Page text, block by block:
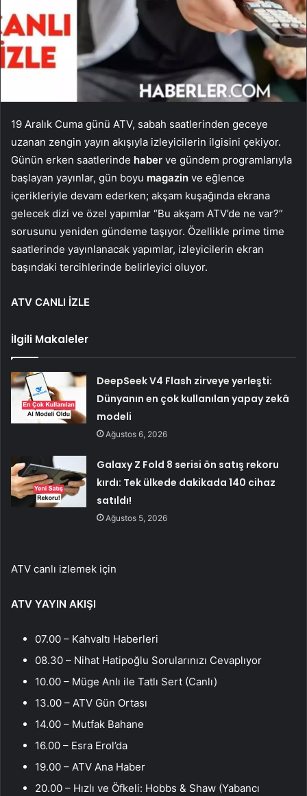
19 Aralık Cuma günü ATV, sabah saatlerinden geceye
uzanan zengin yayın akışıyla izleyicilerin ilgisini çekiyor.
Günün erken saatlerinde haber ve gündem programlarıyla
başlayan yayınlar, gün boyu magazin ve eğlence
içerikleriyle devam ederken; akşam kuşağında ekrana
gelecek dizi ve özel yapımlar “Bu akşam ATV’de ne var?”
sorusunu yeniden gündeme taşıyor. Özellikle prime time
saatlerinde yayınlanacak yapımlar, izleyicilerin ekran
başındaki tercihlerinde belirleyici oluyor.
ATV CANLI İZLE
İlgili Makaleler
DeepSeek V4 Flash zirveye yerleşti:
Dünyanın en çok kullanılan yapay zekâ
modeli
Ağustos 6, 2026
Galaxy Z Fold 8 serisi ön satış rekoru
kırdı: Tek ülkede dakikada 140 cihaz
satıldı!
Ağustos 5, 2026
ATV canlı izlemek için
ATV YAYIN AKIŞI
07.00 – Kahvaltı Haberleri
08.30 – Nihat Hatipoğlu Sorularınızı Cevaplıyor
10.00 – Müge Anlı ile Tatlı Sert (Canlı)
13.00 – ATV Gün Ortası
14.00 – Mutfak Bahane
16.00 – Esra Erol’da
19.00 – ATV Ana Haber
20.00 – Hızlı ve Öfkeli: Hobbs & Shaw (Yabancı